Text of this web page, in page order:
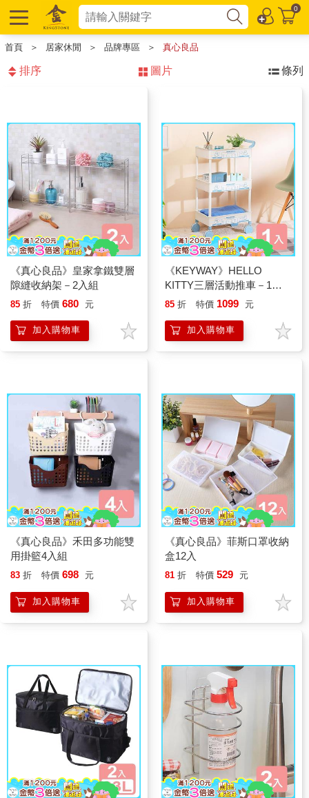
0
首頁 ＞ 居家休閒 ＞ 品牌專區 ＞ 真心良品
排序 圖片 條列
《真心良品》皇家拿鐵雙層
隙縫收納架－2入組
85 折 特價 680 元
加入購物車
《KEYWAY》HELLO
KITTY三層活動推車－1入
組
85 折 特價 1099 元
加入購物車
《真心良品》禾田多功能雙
用掛籃4入組
83 折 特價 698 元
加入購物車
《真心良品》菲斯口罩收納
盒12入
81 折 特價 529 元
加入購物車